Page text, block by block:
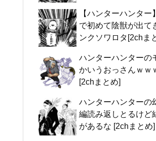
【ハンターハンター
で初めて陰獣が出て
ンクソワロタ[2chま
ハンターハンターの
かいうおっさんｗｗ
[2chまとめ]
ハンターハンターの
編読み返しとるけど
があるな [2chまとめ]